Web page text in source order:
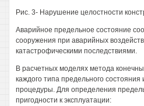
Рис. 3- Нарушение целостности
Аварийное предельное состояние
сооружения при аварийных
катастрофическими последствиями.
В расчетных моделях метода
каждого типа предельного
процедуры. Для определения
пригодности к эксплуатации: